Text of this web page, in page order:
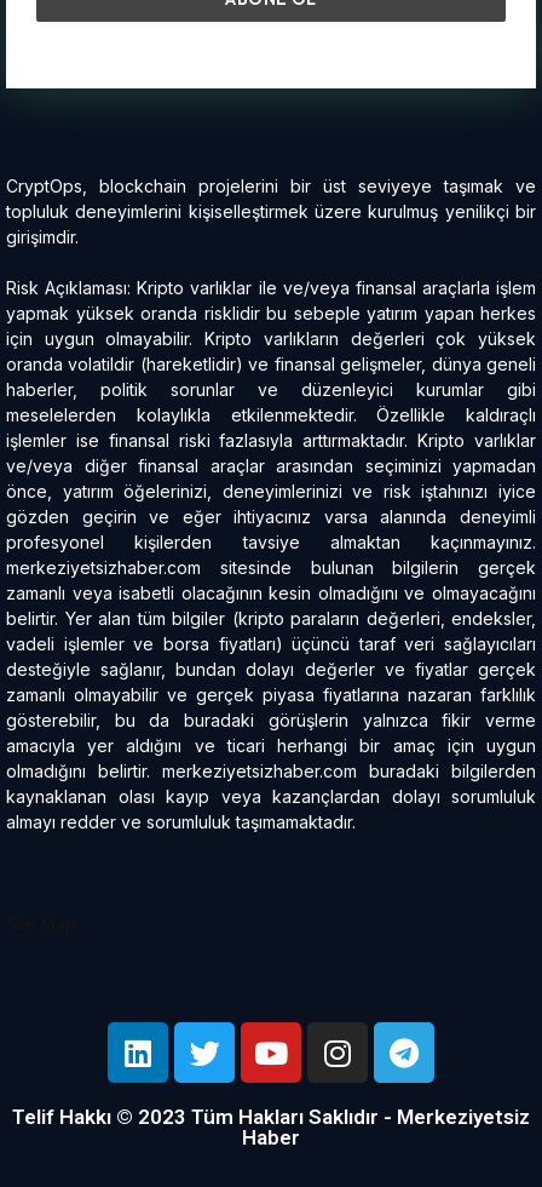
CryptOps, blockchain projelerini bir üst seviyeye taşımak ve
topluluk deneyimlerini kişiselleştirmek üzere kurulmuş yenilikçi bir
girişimdir.
Risk Açıklaması: Kripto varlıklar ile ve/veya finansal araçlarla işlem
yapmak yüksek oranda risklidir bu sebeple yatırım yapan herkes
için uygun olmayabilir. Kripto varlıkların değerleri çok yüksek
oranda volatildir (hareketlidir) ve finansal gelişmeler, dünya geneli
haberler, politik sorunlar ve düzenleyici kurumlar gibi
meselelerden kolaylıkla etkilenmektedir. Özellikle kaldıraçlı
işlemler ise finansal riski fazlasıyla arttırmaktadır. Kripto varlıklar
ve/veya diğer finansal araçlar arasından seçiminizi yapmadan
önce, yatırım öğelerinizi, deneyimlerinizi ve risk iştahınızı iyice
gözden geçirin ve eğer ihtiyacınız varsa alanında deneyimli
profesyonel kişilerden tavsiye almaktan kaçınmayınız.
merkeziyetsizhaber.com sitesinde bulunan bilgilerin gerçek
zamanlı veya isabetli olacağının kesin olmadığını ve olmayacağını
belirtir. Yer alan tüm bilgiler (kripto paraların değerleri, endeksler,
vadeli işlemler ve borsa fiyatları) üçüncü taraf veri sağlayıcıları
desteğiyle sağlanır, bundan dolayı değerler ve fiyatlar gerçek
zamanlı olmayabilir ve gerçek piyasa fiyatlarına nazaran farklılık
gösterebilir, bu da buradaki görüşlerin yalnızca fikir verme
amacıyla yer aldığını ve ticari herhangi bir amaç için uygun
olmadığını belirtir. merkeziyetsizhaber.com buradaki bilgilerden
kaynaklanan olası kayıp veya kazançlardan dolayı sorumluluk
almayı redder ve sorumluluk taşımamaktadır.
Telif Hakkı © 2023 Tüm Hakları Saklıdır - Merkeziyetsiz
Haber